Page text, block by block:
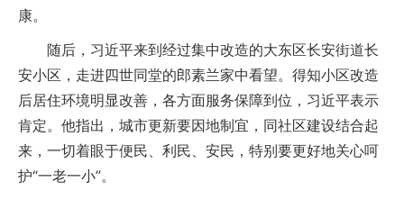
康。
随后，习近平来到经过集中改造的大东区长安街道长
安小区，走进四世同堂的郎素兰家中看望。得知小区改造
后居住环境明显改善，各方面服务保障到位，习近平表示
肯定。他指出，城市更新要因地制宜，同社区建设结合起
来，一切着眼于便民、利民、安民，特别要更好地关心呵
护“一老一小”。